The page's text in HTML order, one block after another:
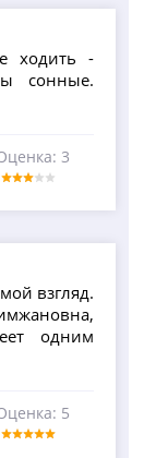
ходить -
сонные.
3
взгляд.
одним
5